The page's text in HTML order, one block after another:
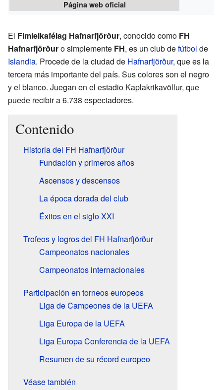
Página web oficial
El Fimleikafélag Hafnarfjörður, conocido como FH
Hafnarfjörðuro simplemente FH, es un club defútbol de
Islandia. Procede de la ciudad de Hafnarfjörður, que es la
tercera más importante del país. Sus colores son el negro
y el blanco. Juegan en el estadio Kaplakrikavöllur, que
puede recibir a 6.738 espectadores.
Contenido
Historia del FH Hafnarfjörður
Fundación y primeros años
Ascensos y descensos
La época dorada del club
Éxitos en el siglo XXI
Trofeos y logros del FH Hafnarfjörður
Campeonatos nacionales
Campeonatos internacionales
Participación en torneos europeos
Liga de Campeones de la UEFA
Liga Europa de la UEFA
Liga Europa Conferencia de la UEFA
Resumen de su récord europeo
Véase también